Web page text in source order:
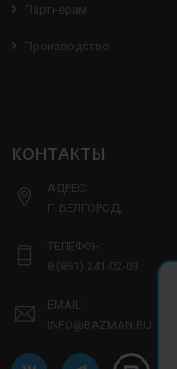
Партнерам
Производство
КОНТАКТЫ
АДРЕС:
Г. БЕЛГОРОД,
ТЕЛЕФОН:
8 (861) 241-02-03
EMAIL:
INFO@BAZMAN.RU